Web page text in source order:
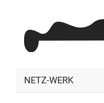
NETZ-WERK